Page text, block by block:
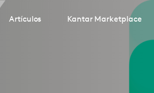
Artículos Kantar Marketplace